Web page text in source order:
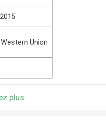
Union
plus